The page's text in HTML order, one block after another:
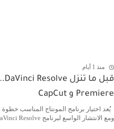
منذ 1 أيام
Premiere و CapCut
يُعد اختيار برنامج المونتاج المناسب
ومع الانتشار الواسع لبرنامج DaVinci Resolve كأحد أقوى برامج...